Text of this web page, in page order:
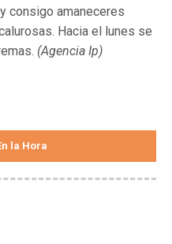
consigo amaneceres
Hacia el lunes se
(Agencia Ip)
la Hora